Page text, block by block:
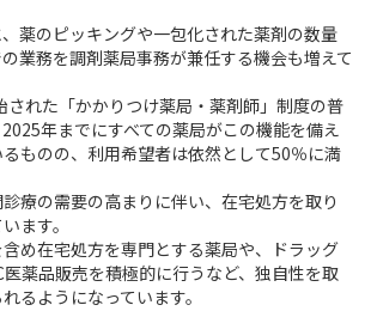
薬のピッキングや一包化された薬剤の数量
業務を調剤薬局事務が兼任する機会も増えて
された「かかりつけ薬局・薬剤師」制度の普
年までにすべての薬局がこの機能を備え
ものの、利用希望者は依然として50％に満
療の需要の高まりに伴い、在宅処方を取り
ます。
め在宅処方を専門とする薬局や、ドラッグ
薬品販売を積極的に行うなど、独自性を取
るようになっています。